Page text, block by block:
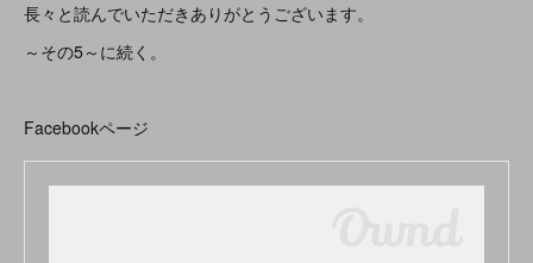
長々と読んでいただきありがとうございます。
～その5～に続く。
Facebookページ